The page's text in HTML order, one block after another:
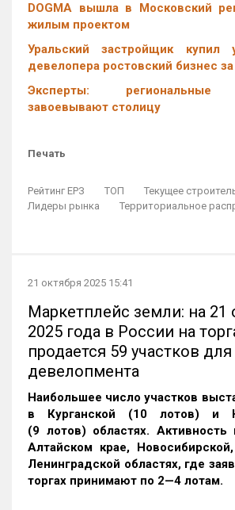
DOGMA вышла в Московский
жилым проектом
Уральский застройщик купил
девелопера ростовский бизнес
Эксперты: региональные
завоевывают столицу
Печать
Рейтинг ЕРЗ ТОП
Текущее
Лидеры рынка
Территориальное
21 октября 2025 15:41
Маркетплейс земли: на 21
2025 года в России на
продается 59 участков для
девелопмента
Наибольшее число участков
в Курганской (10 лотов) и
(9 лотов) областях. Активность
Алтайском крае,
Ленинградской областях, где
торгах принимают по 2—4 лотам.